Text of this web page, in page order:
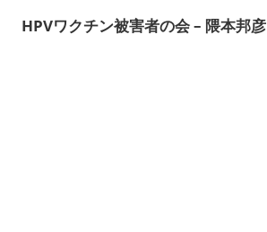
HPVワクチン被害者の会 – 隈本邦彦